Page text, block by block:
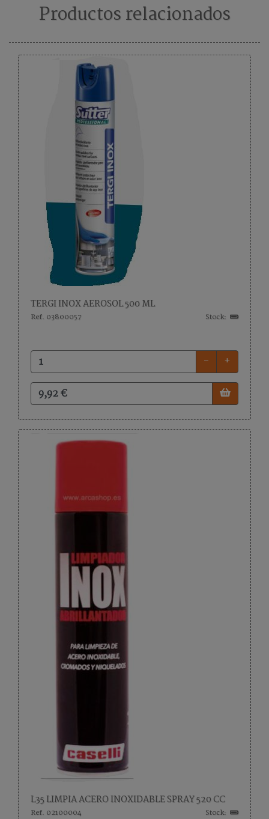
Productos relacionados
TERGI INOX AEROSOL 500 ML
Ref. 03800057 Stock:
- +
L35 LIMPIA ACERO INOXIDABLE SPRAY 520 CC
Ref. 02100004 Stock: